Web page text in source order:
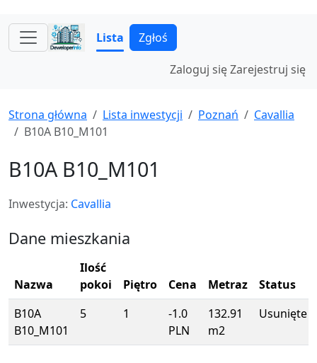
Lista Zgłoś
Zaloguj sięZarejestruj się
Strona główna Lista inwestycji Poznań
Cavallia
B10A B10_M101
B10A B10_M101
Inwestycja: Cavallia
Dane mieszkania
Nazwa
Ilość
pokoi
Piętro Cena Metraz
Status
B10A
B10_M101
5 1
-1.0
PLN
132.91
m2
Usunięte